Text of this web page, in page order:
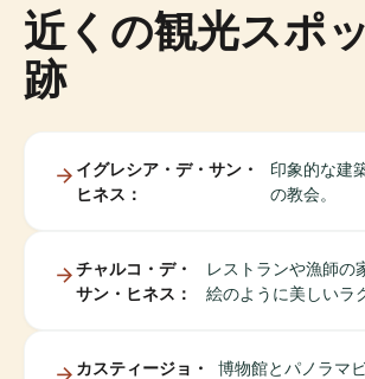
近くの観光スポ
跡
イグレシア・デ・サン・
ヒネス：
印象的な建
の教会。
チャルコ・デ・
サン・ヒネス：
レストランや漁師の
絵のように美しいラ
カスティージョ・
博物館とパノラマ